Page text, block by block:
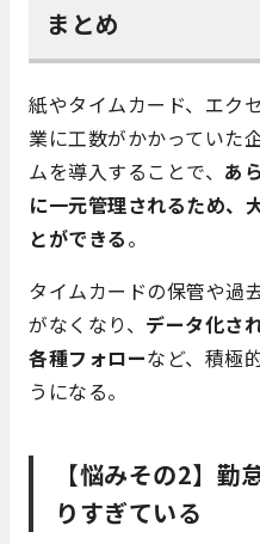
まとめ
紙やタイムカード、エク
業に工数がかかっていた
ムを導入することで、 あ
に一元管理されるため、
とができる。
タイムカードの保管や過
がなくなり、 データ化さ
各種フォローなど、積極
うになる。
【悩みその2】勤
りすぎている